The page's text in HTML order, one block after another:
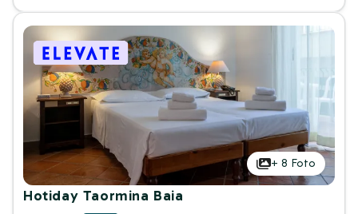
+8 Foto
Hotiday Taormina Baia